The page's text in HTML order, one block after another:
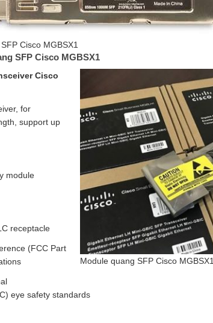
Cisco MGBSX1
SFP Cisco MGBSX1
Module quang SFP Cisco MGBSX1
Cisco
for
support up
module
receptacle
(FCC Part
eye safety standards